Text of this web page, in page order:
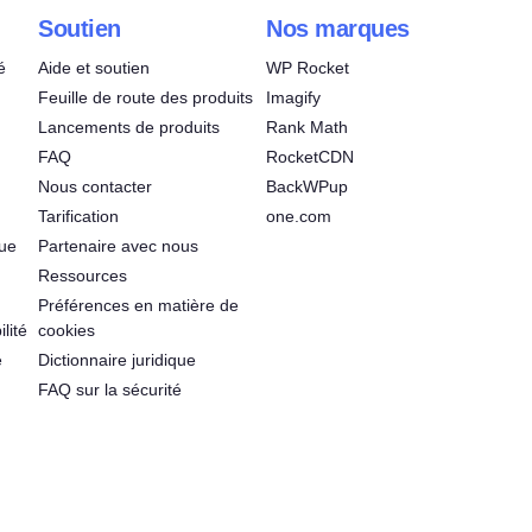
Soutien
Aide et soutien
Feuille de route des produits
Lancements de produits
FAQ
Nous contacter
Tarification
Partenaire avec nous
Ressources
Préférences en matière de
cookies
Dictionnaire juridique
FAQ sur la sécurité
Nos marques
WP Rocket
Imagify
Rank Math
RocketCDN
BackWPup
one.com